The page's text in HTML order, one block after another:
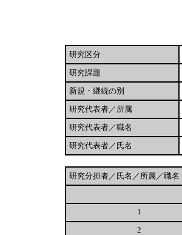
研究区分
研究課題
新規・継続の別
研究代表者／所属
研究代表者／職名
研究代表者／氏名
研究分担者／氏名／所属／職名
1
2